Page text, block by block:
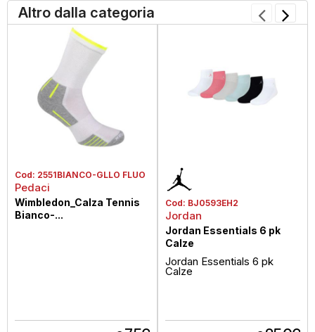
Altro dalla categoria
Cod: 2551BIANCO-GLLO FLUO
Pedaci
Wimbledon_Calza Tennis
Bianco-...
Cod: BJ0593EH2
Jordan
Jordan Essentials 6 pk
Calze
Jordan Essentials 6 pk
Calze